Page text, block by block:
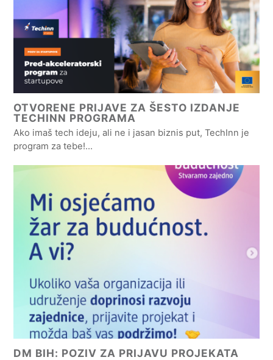
OTVORENE PRIJAVE ZA ŠESTO IZDANJE
TECHINN PROGRAMA
Ako imaš tech ideju, ali ne i jasan biznis put, TechInn je
program za tebe!…
DM BIH: POZIV ZA PRIJAVU PROJEKATA